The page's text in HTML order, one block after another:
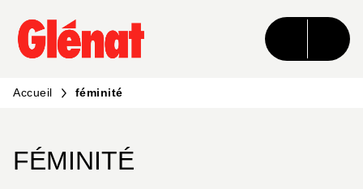
MENU RECHERCHE CONTENU
PIED DE PAGE
Accueil féminité
FÉMINITÉ